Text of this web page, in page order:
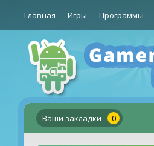
Главная Игры Программы
Ваши закладки 0